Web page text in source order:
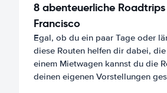
8 abenteuerliche
Francisco
Egal, ob du ein paar Tage oder
diese Routen helfen dir dabei,
einem Mietwagen kannst du die
deinen eigenen Vorstellungen